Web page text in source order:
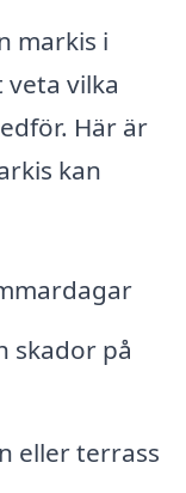
markis i
veta vilka
Här är
kan
skador på
eller terrass